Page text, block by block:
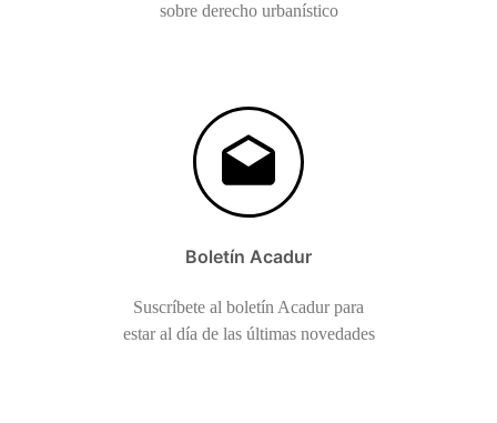
sobre derecho urbanístico
Boletín Acadur
Suscríbete al boletín Acadur para
estar al día de las últimas novedades